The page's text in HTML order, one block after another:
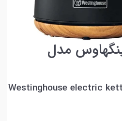
مدل
Westinghouse electric